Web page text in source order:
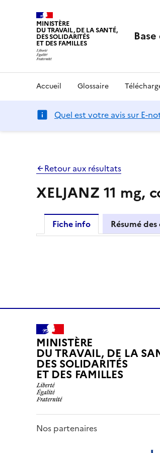
MINISTÈRE
DU TRAVAIL, DE LA SANTÉ,
DES SOLIDARITÉS
ET DES FAMILLES
Accueil Glossaire
Quel est votre avis sur E-
Retour aux résultats
XELJANZ 11 mg,
Fiche info Résumé
MINISTÈRE
DU TRAVAIL, DE LA
DES SOLIDARITÉS
ET DES FAMILLES
Nos partenaires